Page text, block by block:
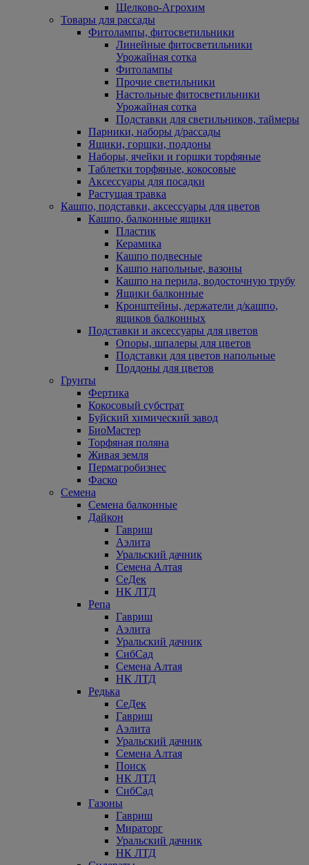
Щелково-Агрохим
Товары для рассады
Фитолампы, фитосветильники
Линейные фитосветильники
Урожайная сотка
Фитолампы
Прочие светильники
Настольные фитосветильники
Урожайная сотка
Подставки для светильников, таймеры
Парники, наборы д/рассады
Ящики, горшки, поддоны
Наборы, ячейки и горшки торфяные
Таблетки торфяные, кокосовые
Аксессуары для посадки
Растущая травка
Кашпо, подставки, аксессуары для цветов
Кашпо, балконные ящики
Пластик
Керамика
Кашпо подвесные
Кашпо напольные, вазоны
Кашпо на перила, водосточную трубу
Ящики балконные
Кронштейны, держатели д/кашпо,
ящиков балконных
Подставки и аксессуары для цветов
Опоры, шпалеры для цветов
Подставки для цветов напольные
Поддоны для цветов
Грунты
Фертика
Кокосовый субстрат
Буйский химический завод
БиоМастер
Торфяная поляна
Живая земля
Пермагробизнес
Фаско
Семена
Семена балконные
Дайкон
Гавриш
Аэлита
Уральский дачник
Семена Алтая
СеДек
НК ЛТД
Репа
Гавриш
Аэлита
Уральский дачник
СибСад
Семена Алтая
НК ЛТД
Редька
СеДек
Гавриш
Аэлита
Уральский дачник
Семена Алтая
Поиск
НК ЛТД
СибСад
Газоны
Гавриш
Мираторг
Уральский дачник
НК ЛТД